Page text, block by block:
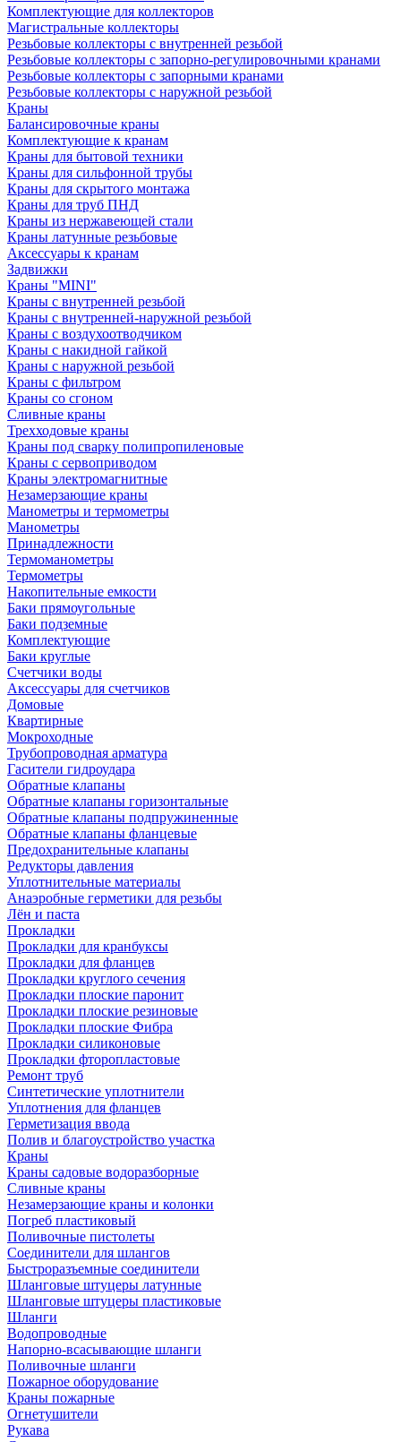
Комплектующие для коллекторов
Магистральные коллекторы
Резьбовые коллекторы с внутренней резьбой
Резьбовые коллекторы с запорно-регулировочными кранами
Резьбовые коллекторы с запорными кранами
Резьбовые коллекторы с наружной резьбой
Краны
Балансировочные краны
Комплектующие к кранам
Краны для бытовой техники
Краны для сильфонной трубы
Краны для скрытого монтажа
Краны для труб ПНД
Краны из нержавеющей стали
Краны латунные резьбовые
Аксессуары к кранам
Задвижки
Краны "MINI"
Краны с внутренней резьбой
Краны с внутренней-наружной резьбой
Краны с воздухоотводчиком
Краны с накидной гайкой
Краны с наружной резьбой
Краны с фильтром
Краны со сгоном
Сливные краны
Трехходовые краны
Краны под сварку полипропиленовые
Краны с сервоприводом
Краны электромагнитные
Незамерзающие краны
Манометры и термометры
Манометры
Принадлежности
Термоманометры
Термометры
Накопительные емкости
Баки прямоугольные
Баки подземные
Комплектующие
Баки круглые
Счетчики воды
Аксессуары для счетчиков
Домовые
Квартирные
Мокроходные
Трубопроводная арматура
Гасители гидроудара
Обратные клапаны
Обратные клапаны горизонтальные
Обратные клапаны подпружиненные
Обратные клапаны фланцевые
Предохранительные клапаны
Редукторы давления
Уплотнительные материалы
Анаэробные герметики для резьбы
Лён и паста
Прокладки
Прокладки для кранбуксы
Прокладки для фланцев
Прокладки круглого сечения
Прокладки плоские паронит
Прокладки плоские резиновые
Прокладки плоские Фибра
Прокладки силиконовые
Прокладки фторопластовые
Ремонт труб
Синтетические уплотнители
Уплотнения для фланцев
Герметизация ввода
Полив и благоустройство участка
Краны
Краны садовые водоразборные
Сливные краны
Незамерзающие краны и колонки
Погреб пластиковый
Поливочные пистолеты
Соединители для шлангов
Быстроразъемные соединители
Шланговые штуцеры латунные
Шланговые штуцеры пластиковые
Шланги
Водопроводные
Напорно-всасывающие шланги
Поливочные шланги
Пожарное оборудование
Краны пожарные
Огнетушители
Рукава